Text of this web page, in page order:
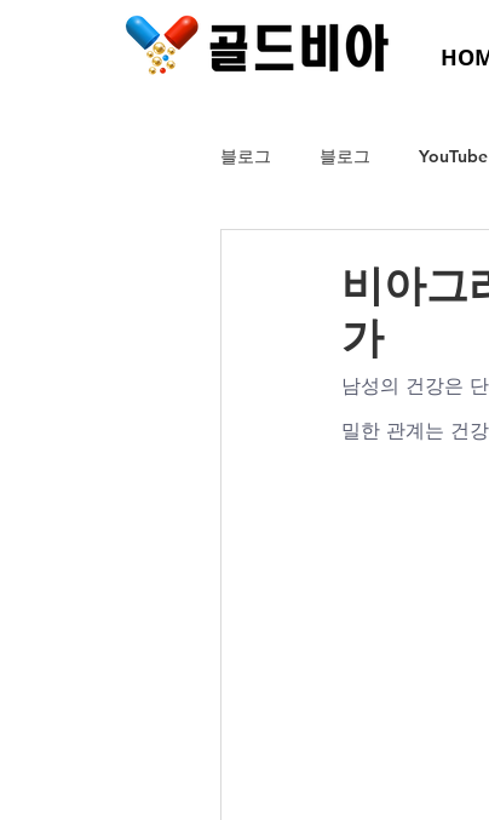
블로그 블로그 YouTube
비아그
가
남성의 건강은
밀한 관계는 건